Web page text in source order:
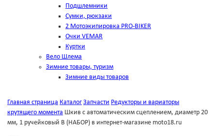
Подшлемники
Сумки, рюкзаки
2 Мотоэкипировка PRO-BIKER
Очки VEMAR
Куртки
Вело Шлема
Зимние товары, туризм
Зимние виды товаров
Главная страница Каталог Запчасти Редукторы и вариаторы
крутящего момента Шкив с автоматическим сцеплением, диаметр 20
мм, 1 ручейковый В (НАБОР) в интернет-магазине moto18.ru